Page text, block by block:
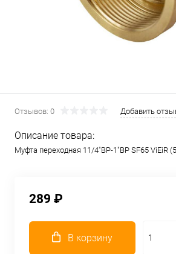
Отзывов: 0 Добавить
Описание товара:
Муфта переходная 11/4"ВР-1"ВР SF65 ViEiR
289 ₽
В корзину